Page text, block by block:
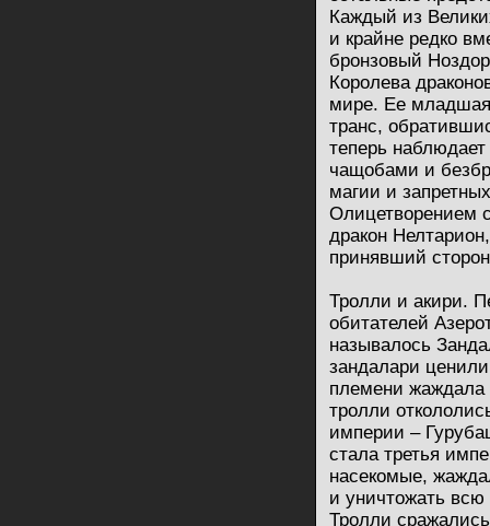
Каждый из
и крайне редко
бронзовый
Королева
мире. Ее младшая
транс,
теперь наблюдает
чащобами и
магии и
Олицетворением
дракон
принявший
Тролли и акири.
обитателей
называлось
зандалари
племени жаждала
тролли
империи –
стала третья
насекомые,
и уничтожать
Тролли